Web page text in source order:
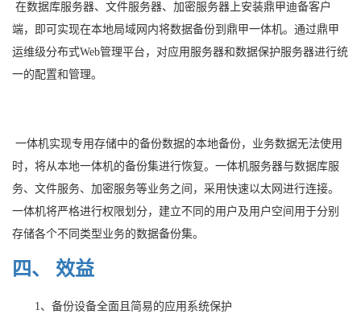
在数据库服务器、文件服务器、加密服务器上安装鼎甲迪备客户
端，即可实现在本地局域网内将数据备份到鼎甲一体机。通过鼎甲
运维级分布式Web管理平台，对应用服务器和数据保护服务器进行统
一的配置和管理。
一体机实现专用存储中的备份数据的本地备份，业务数据无法使用
时，将从本地一体机的备份集进行恢复。一体机服务器与数据库服
务、文件服务、加密服务等业务之间，采用快速以太网进行连接。
一体机将严格进行权限划分，建立不同的用户及用户空间用于分别
存储各个不同类型业务的数据备份集。
四、 效益
1、备份设备全面且简易的应用系统保护